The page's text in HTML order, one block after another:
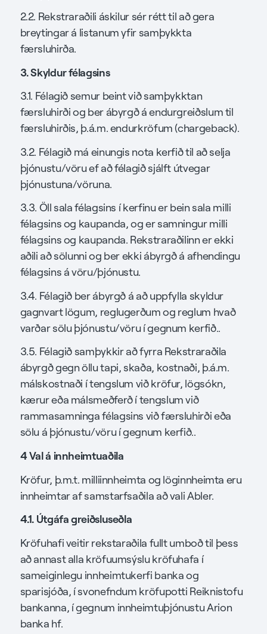
2.2. Rekstraraðili áskilur sér rétt til að gera
breytingar á listanum yfir samþykkta
færsluhirða.
3. Skyldur félagsins
3.1. Félagið semur beint við samþykktan
færsluhirði og ber ábyrgð á endurgreiðslum til
færsluhirðis, þ.á.m. endurkröfum (chargeback).
3.2. Félagið má einungis nota kerfið til að selja
þjónustu/vöru ef að félagið sjálft útvegar
þjónustuna/vöruna.
3.3. Öll sala félagsins í kerfinu er bein sala milli
félagsins og kaupanda, og er samningur milli
félagsins og kaupanda. Rekstraraðilinn er ekki
aðili að sölunni og ber ekki ábyrgð á afhendingu
félagsins á vöru/þjónustu.
3.4. Félagið ber ábyrgð á að uppfylla skyldur
gagnvart lögum, reglugerðum og reglum hvað
varðar sölu þjónustu/vöru í gegnum kerfið..
3.5. Félagið samþykkir að fyrra Rekstraraðila
ábyrgð gegn öllu tapi, skaða, kostnaði, þ.á.m.
málskostnaði í tengslum við kröfur, lögsókn,
kærur eða málsmeðferð í tengslum við
rammasamninga félagsins við færsluhirði eða
sölu á þjónustu/vöru í gegnum kerfið..
4 Val á innheimtuaðila
Kröfur, þ.m.t. milliinnheimta og löginnheimta eru
innheimtar af samstarfsaðila að vali Abler.
4.1. Útgáfa greiðsluseðla
Kröfuhafi veitir rekstaraðila fullt umboð til þess
að annast alla kröfuumsýslu kröfuhafa í
sameiginlegu innheimtukerfi banka og
sparisjóða, í svonefndum kröfupotti Reiknistofu
bankanna, í gegnum innheimtuþjónustu Arion
banka hf.